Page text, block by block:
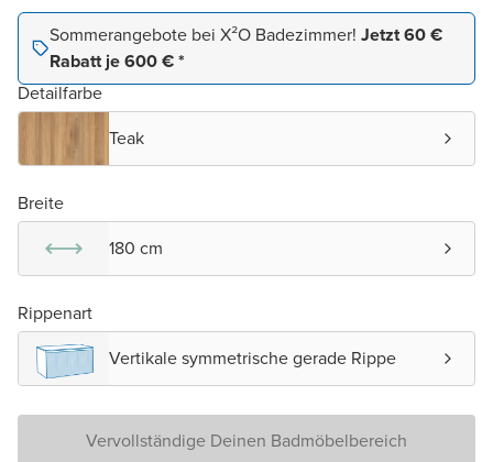
Sommerangebote bei X²O Badezimmer! Jetzt 60 €
Rabatt je 600 € *
Detailfarbe
Teak
Breite
180 cm
Rippenart
Vertikale symmetrische gerade Rippe
Vervollständige Deinen Badmöbelbereich